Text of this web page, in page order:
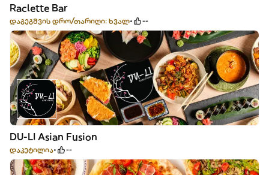
Raclette Bar
დაგეგმვის დრო/თარიღი: ხვალ --
DU-LI Asian Fusion
დაკეტილია --